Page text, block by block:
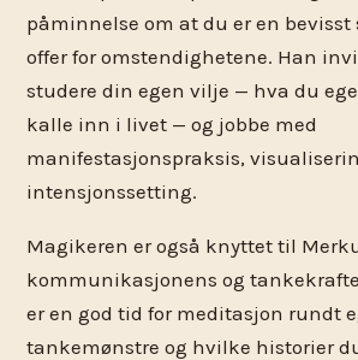
påminnelse om at du er en bevisst
offer for omstendighetene. Han
studere din egen vilje — hva du
kalle inn i livet — og jobbe med
manifestasjonspraksis,
intensjonssetting.
Magikeren er også knyttet til
kommunikasjonens og
er en god tid for meditasjon rundt
tankemønstre og hvilke historier